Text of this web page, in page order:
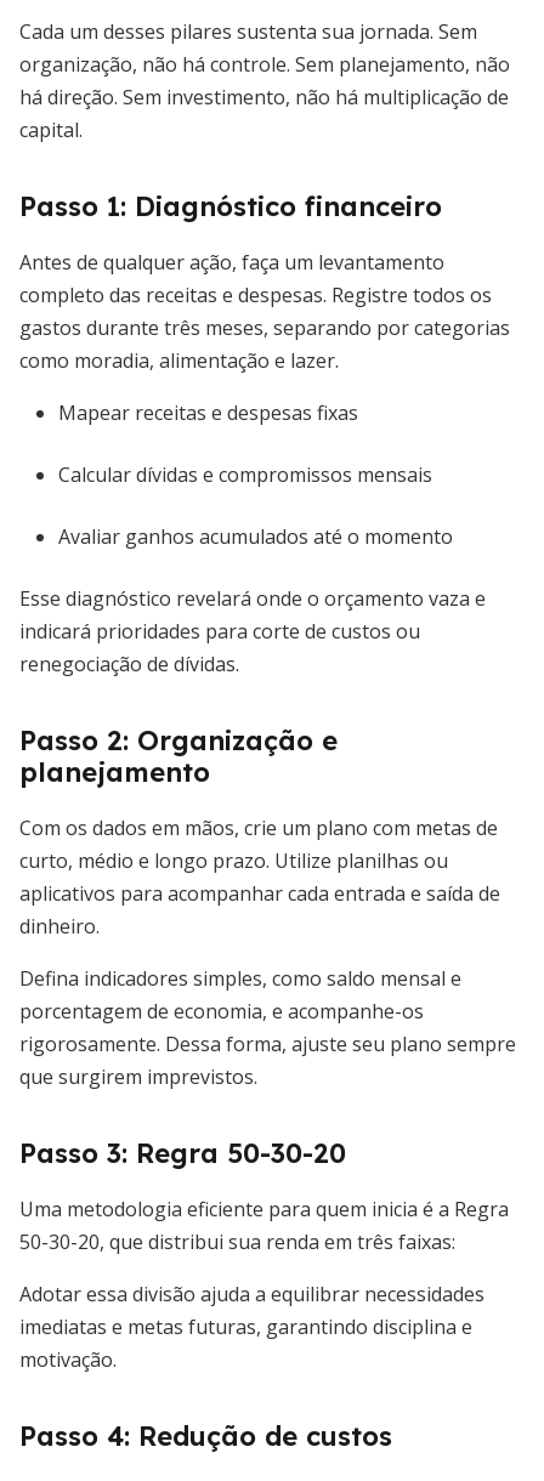
Cada um desses pilares sustenta sua jornada. Sem
organização, não há controle. Sem planejamento, não
há direção. Sem investimento, não há multiplicação de
capital.
Passo 1: Diagnóstico financeiro
Antes de qualquer ação, faça um levantamento
completo das receitas e despesas. Registre todos os
gastos durante três meses, separando por categorias
como moradia, alimentação e lazer.
Mapear receitas e despesas fixas
Calcular dívidas e compromissos mensais
Avaliar ganhos acumulados até o momento
Esse diagnóstico revelará onde o orçamento vaza e
indicará prioridades para corte de custos ou
renegociação de dívidas.
Passo 2: Organização e
planejamento
Com os dados em mãos, crie um plano com metas de
curto, médio e longo prazo. Utilize planilhas ou
aplicativos para acompanhar cada entrada e saída de
dinheiro.
Defina indicadores simples, como saldo mensal e
porcentagem de economia, e acompanhe-os
rigorosamente. Dessa forma, ajuste seu plano sempre
que surgirem imprevistos.
Passo 3: Regra 50-30-20
Uma metodologia eficiente para quem inicia é a Regra
50-30-20, que distribui sua renda em três faixas:
Adotar essa divisão ajuda a equilibrar necessidades
imediatas e metas futuras, garantindo disciplina e
motivação.
Passo 4: Redução de custos